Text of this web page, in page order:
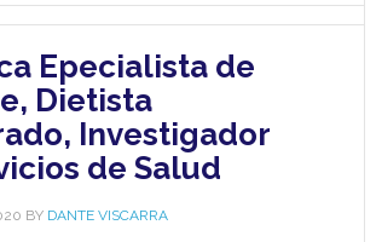
Epecialista de
Dietista
Investigador
de Salud
BY DANTE VISCARRA